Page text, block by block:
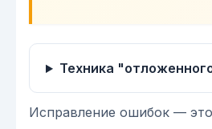
Техника
Исправление ошибок —